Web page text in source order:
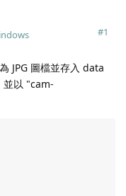
#1
JPG 圖檔並存入 data
並以 "cam-